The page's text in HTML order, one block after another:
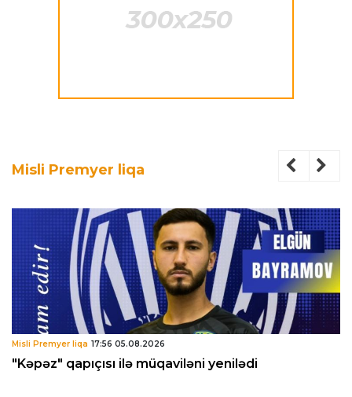
Misli Premyer liqa
Misli Premyer liqa 17:56 05.08.2026
"Kəpəz" qapıçısı ilə müqaviləni yenilədi